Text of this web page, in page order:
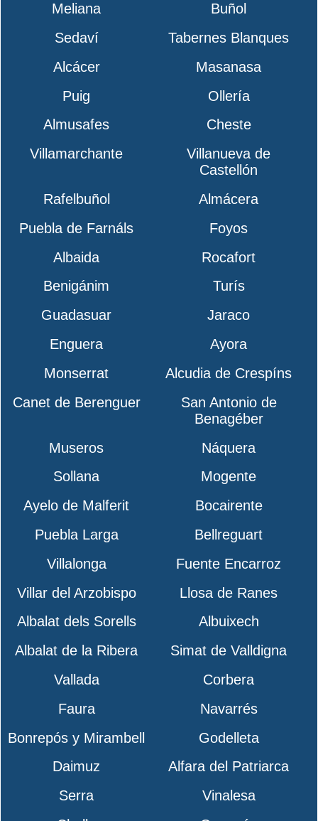
Meliana
Buñol
Sedaví
Tabernes Blanques
Alcácer
Masanasa
Puig
Ollería
Almusafes
Cheste
Villamarchante
Villanueva de
Castellón
Rafelbuñol
Almácera
Puebla de Farnáls
Foyos
Albaida
Rocafort
Benigánim
Turís
Guadasuar
Jaraco
Enguera
Ayora
Monserrat
Alcudia de Crespíns
Canet de Berenguer
San Antonio de
Benagéber
Museros
Náquera
Sollana
Mogente
Ayelo de Malferit
Bocairente
Puebla Larga
Bellreguart
Villalonga
Fuente Encarroz
Villar del Arzobispo
Llosa de Ranes
Albalat dels Sorells
Albuixech
Albalat de la Ribera
Simat de Valldigna
Vallada
Corbera
Faura
Navarrés
Bonrepós y Mirambell
Godelleta
Daimuz
Alfara del Patriarca
Serra
Vinalesa